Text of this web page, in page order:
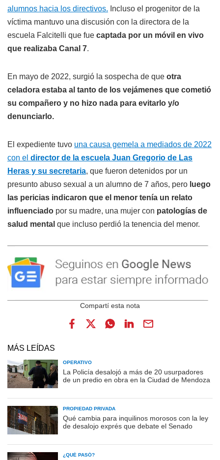
alumnos hacia los directivos. Incluso el progenitor de la
víctima mantuvo una discusión con la directora de la
escuela Falcitelli que fue captada por un móvil en vivo
que realizaba Canal 7.
En mayo de 2022, surgió la sospecha de que otra
celadora estaba al tanto de los vejámenes que cometió
su compañero y no hizo nada para evitarlo y/o
denunciarlo.
El expediente tuvo una causa gemela a mediados de 2022
con el director de la escuela Juan Gregorio de Las
Heras y su secretaria, que fueron detenidos por un
presunto abuso sexual a un alumno de 7 años, pero luego
las pericias indicaron que el menor tenía un relato
influenciado por su madre, una mujer con patologías de
salud mental que incluso perdió la tenencia del menor.
MÁS LEÍDAS
OPERATIVO
La Policía desalojó a más de 20 usurpadores
de un predio en obra en la Ciudad de Mendoza
PROPIEDAD PRIVADA
Qué cambia para inquilinos morosos con la ley
de desalojo exprés que debate el Senado
¿QUÉ PASÓ?